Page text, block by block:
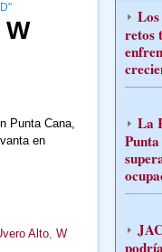
Punta Cana,
en
Alto, W
retos
La